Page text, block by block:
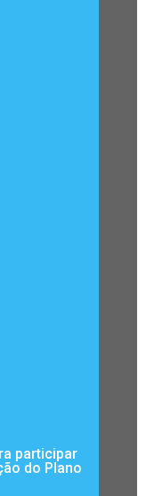
participar
do Plano